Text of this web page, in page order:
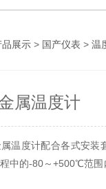
品展示 > 国产仪表 > 温
属温度计
属温度计配合各式安装套
中的-80～+500℃范围